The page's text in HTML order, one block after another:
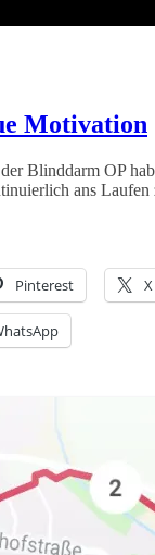
Motivation
Blinddarm OP
ans
Pinterest X